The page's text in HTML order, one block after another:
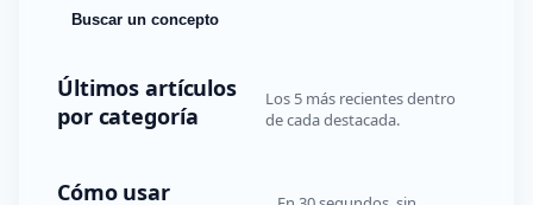
Buscar un concepto
Últimos artículos
por categoría
Los 5 más recientes dentro
de cada destacada.
Cómo usar